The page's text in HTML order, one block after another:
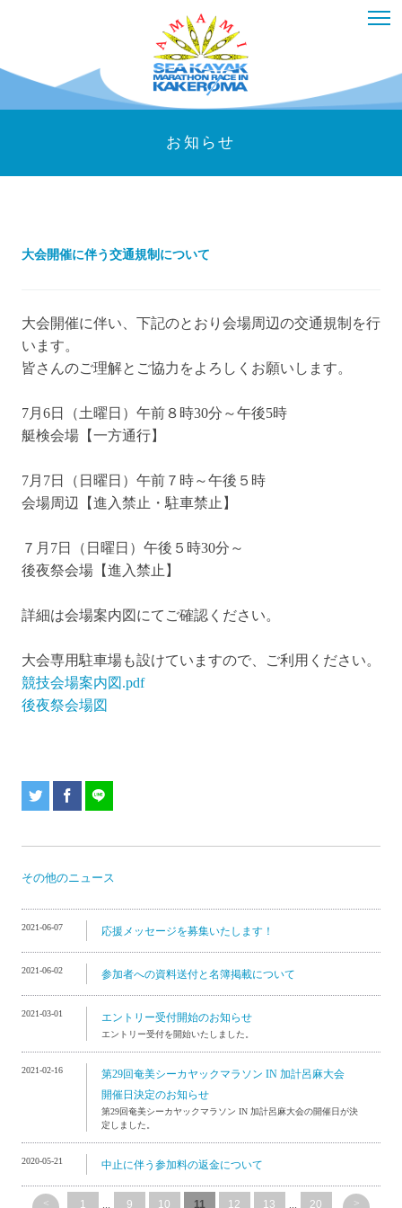
お知らせ
大会開催に伴う交通規制について
大会開催に伴い、下記のとおり会場周辺の交通規制を行
います。
皆さんのご理解とご協力をよろしくお願いします。
7月6日（土曜日）午前８時30分～午後5時
艇検会場【一方通行】
7月7日（日曜日）午前７時～午後５時
会場周辺【進入禁止・駐車禁止】
７月7日（日曜日）午後５時30分～
後夜祭会場【進入禁止】
詳細は会場案内図にてご確認ください。
大会専用駐車場も設けていますので、ご利用ください。
競技会場案内図.pdf
後夜祭会場図
その他のニュース
2021-06-07 応援メッセージを募集いたします！
2021-06-02 参加者への資料送付と名簿掲載について
2021-03-01 エントリー受付開始のお知らせ
エントリー受付を開始いたしました。
2021-02-16
第29回奄美シーカヤックマラソン IN 加計呂麻大会
開催日決定のお知らせ
第29回奄美シーカヤックマラソン IN 加計呂麻大会の開催日が決
定しました。
2020-05-21 中止に伴う参加料の返金について
< 1 ... 9 10 11 12 13 ... 20 >